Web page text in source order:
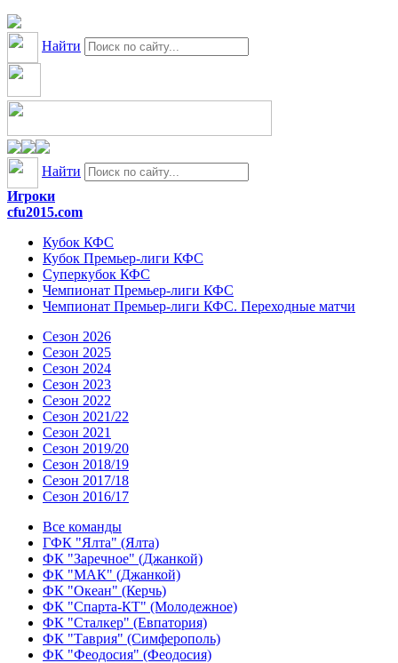
Найти
Найти
Игроки
cfu2015.com
Кубок КФС
Кубок Премьер-лиги КФС
Суперкубок КФС
Чемпионат Премьер-лиги КФС
Чемпионат Премьер-лиги КФС. Переходные матчи
Сезон 2026
Сезон 2025
Сезон 2024
Сезон 2023
Сезон 2022
Сезон 2021/22
Сезон 2021
Сезон 2019/20
Сезон 2018/19
Сезон 2017/18
Сезон 2016/17
Все команды
ГФК "Ялта" (Ялта)
ФК "Заречное" (Джанкой)
ФК "МАК" (Джанкой)
ФК "Океан" (Керчь)
ФК "Спарта-КТ" (Молодежное)
ФК "Сталкер" (Евпатория)
ФК "Таврия" (Симферополь)
ФК "Феодосия" (Феодосия)